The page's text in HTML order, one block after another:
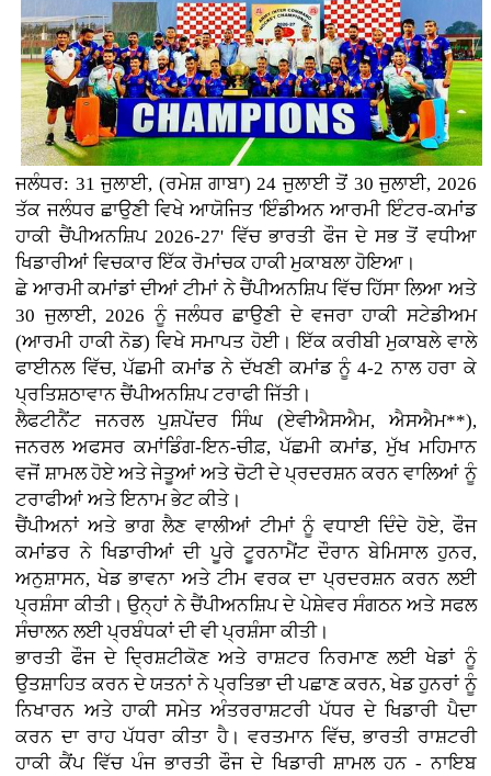
ਜਲੰਧਰ: 31 ਜੁਲਾਈ, (ਰਮੇਸ਼ ਗਾਬਾ) 24 ਜੁਲਾਈ ਤੋਂ 30 ਜੁਲਾਈ, 2026
ਤੱਕ ਜਲੰਧਰ ਛਾਉਣੀ ਵਿਖੇ ਆਯੋਜਿਤ 'ਇੰਡੀਅਨ ਆਰਮੀ ਇੰਟਰ-ਕਮਾਂਡ
ਹਾਕੀ ਚੈਂਪੀਅਨਸ਼ਿਪ 2026-27' ਵਿੱਚ ਭਾਰਤੀ ਫੌਜ ਦੇ ਸਭ ਤੋਂ ਵਧੀਆ
ਖਿਡਾਰੀਆਂ ਵਿਚਕਾਰ ਇੱਕ ਰੋਮਾਂਚਕ ਹਾਕੀ ਮੁਕਾਬਲਾ ਹੋਇਆ।
ਛੇ ਆਰਮੀ ਕਮਾਂਡਾਂ ਦੀਆਂ ਟੀਮਾਂ ਨੇ ਚੈਂਪੀਅਨਸ਼ਿਪ ਵਿੱਚ ਹਿੱਸਾ ਲਿਆ ਅਤੇ
30 ਜੁਲਾਈ, 2026 ਨੂੰ ਜਲੰਧਰ ਛਾਉਣੀ ਦੇ ਵਜਰਾ ਹਾਕੀ ਸਟੇਡੀਅਮ
(ਆਰਮੀ ਹਾਕੀ ਨੋਡ) ਵਿਖੇ ਸਮਾਪਤ ਹੋਈ। ਇੱਕ ਕਰੀਬੀ ਮੁਕਾਬਲੇ ਵਾਲੇ
ਫਾਈਨਲ ਵਿੱਚ, ਪੱਛਮੀ ਕਮਾਂਡ ਨੇ ਦੱਖਣੀ ਕਮਾਂਡ ਨੂੰ 4-2 ਨਾਲ ਹਰਾ ਕੇ
ਪ੍ਰਤਿਸ਼ਠਾਵਾਨ ਚੈਂਪੀਅਨਸ਼ਿਪ ਟਰਾਫੀ ਜਿੱਤੀ।
ਲੈਫਟੀਨੈਂਟ ਜਨਰਲ ਪੁਸ਼ਪੇਂਦਰ ਸਿੰਘ (ਏਵੀਐਸਐਮ, ਐਸਐਮ**),
ਜਨਰਲ ਅਫਸਰ ਕਮਾਂਡਿੰਗ-ਇਨ-ਚੀਫ਼, ਪੱਛਮੀ ਕਮਾਂਡ, ਮੁੱਖ ਮਹਿਮਾਨ
ਵਜੋਂ ਸ਼ਾਮਲ ਹੋਏ ਅਤੇ ਜੇਤੂਆਂ ਅਤੇ ਚੋਟੀ ਦੇ ਪ੍ਰਦਰਸ਼ਨ ਕਰਨ ਵਾਲਿਆਂ ਨੂੰ
ਟਰਾਫੀਆਂ ਅਤੇ ਇਨਾਮ ਭੇਟ ਕੀਤੇ।
ਚੈਂਪੀਅਨਾਂ ਅਤੇ ਭਾਗ ਲੈਣ ਵਾਲੀਆਂ ਟੀਮਾਂ ਨੂੰ ਵਧਾਈ ਦਿੰਦੇ ਹੋਏ, ਫੌਜ
ਕਮਾਂਡਰ ਨੇ ਖਿਡਾਰੀਆਂ ਦੀ ਪੂਰੇ ਟੂਰਨਾਮੈਂਟ ਦੌਰਾਨ ਬੇਮਿਸਾਲ ਹੁਨਰ,
ਅਨੁਸ਼ਾਸਨ, ਖੇਡ ਭਾਵਨਾ ਅਤੇ ਟੀਮ ਵਰਕ ਦਾ ਪ੍ਰਦਰਸ਼ਨ ਕਰਨ ਲਈ
ਪ੍ਰਸ਼ੰਸਾ ਕੀਤੀ। ਉਨ੍ਹਾਂ ਨੇ ਚੈਂਪੀਅਨਸ਼ਿਪ ਦੇ ਪੇਸ਼ੇਵਰ ਸੰਗਠਨ ਅਤੇ ਸਫਲ
ਸੰਚਾਲਨ ਲਈ ਪ੍ਰਬੰਧਕਾਂ ਦੀ ਵੀ ਪ੍ਰਸ਼ੰਸਾ ਕੀਤੀ।
ਭਾਰਤੀ ਫੌਜ ਦੇ ਦ੍ਰਿਸ਼ਟੀਕੋਣ ਅਤੇ ਰਾਸ਼ਟਰ ਨਿਰਮਾਣ ਲਈ ਖੇਡਾਂ ਨੂੰ
ਉਤਸ਼ਾਹਿਤ ਕਰਨ ਦੇ ਯਤਨਾਂ ਨੇ ਪ੍ਰਤਿਭਾ ਦੀ ਪਛਾਣ ਕਰਨ, ਖੇਡ ਹੁਨਰਾਂ ਨੂੰ
ਨਿਖਾਰਨ ਅਤੇ ਹਾਕੀ ਸਮੇਤ ਅੰਤਰਰਾਸ਼ਟਰੀ ਪੱਧਰ ਦੇ ਖਿਡਾਰੀ ਪੈਦਾ
ਕਰਨ ਦਾ ਰਾਹ ਪੱਧਰਾ ਕੀਤਾ ਹੈ। ਵਰਤਮਾਨ ਵਿੱਚ, ਭਾਰਤੀ ਰਾਸ਼ਟਰੀ
ਹਾਕੀ ਕੈਂਪ ਵਿੱਚ ਪੰਜ ਭਾਰਤੀ ਫੌਜ ਦੇ ਖਿਡਾਰੀ ਸ਼ਾਮਲ ਹਨ - ਨਾਇਬ